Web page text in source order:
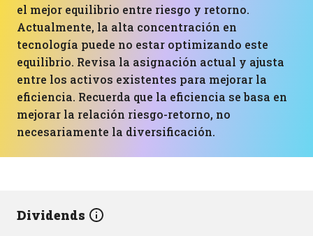
el mejor equilibrio entre riesgo y retorno.
Actualmente, la alta concentración en
tecnología puede no estar optimizando este
equilibrio. Revisa la asignación actual y ajusta
entre los activos existentes para mejorar la
eficiencia. Recuerda que la eficiencia se basa en
mejorar la relación riesgo-retorno, no
necesariamente la diversificación.
Dividends